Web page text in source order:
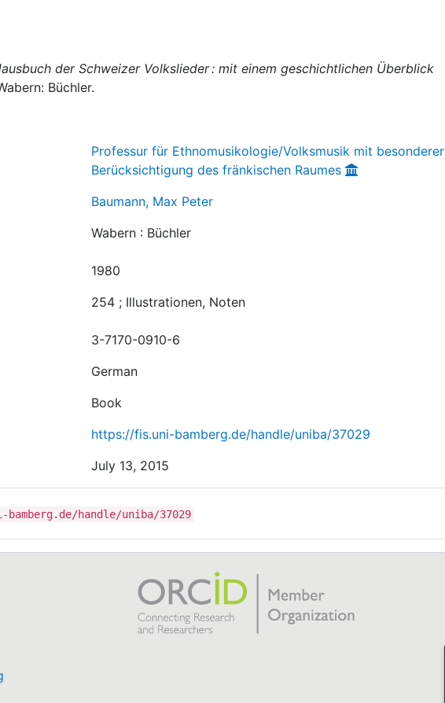
der Schweizer Volkslieder : mit einem geschichtlichen Überblick
Büchler.
Professur für Ethnomusikologie/Volksmusik mit besonderer
Berücksichtigung des fränkischen Raumes
Baumann, Max Peter
Wabern : Büchler
1980
254 ; Illustrationen, Noten
3-7170-0910-6
German
Book
https://fis.uni-bamberg.de/handle/uniba/37029
July 13, 2015
handle/uniba/37029